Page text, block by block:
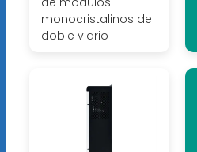
monocristalinos de
doble vidrio